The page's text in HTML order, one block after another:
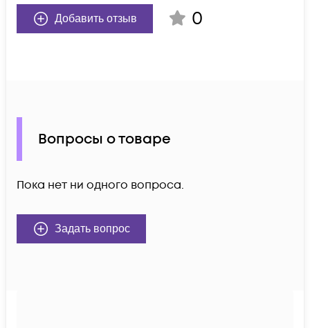
Добавить отзыв 0
Вопросы о товаре
Пока нет ни одного вопроса.
Задать вопрос